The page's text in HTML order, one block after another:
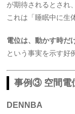
が期待されるとされ、
これは「睡眠中に生
電位は、動かす時だ
という事実を示す好
事例③ 空間電
DENNBA